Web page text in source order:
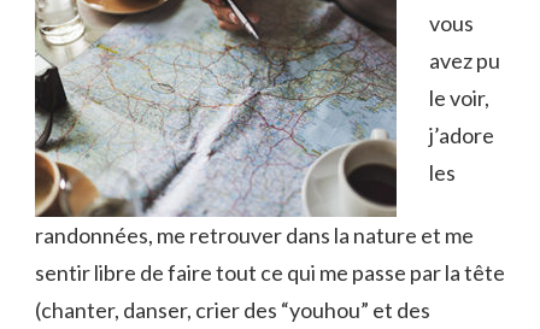
vous
avez pu
le voir,
j’adore
les
randonnées, me retrouver dans la nature et me
sentir libre de faire tout ce qui me passe par la tête
(chanter, danser, crier des “youhou” et des